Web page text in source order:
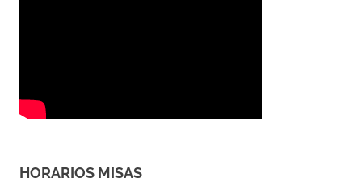
HORARIOS MISAS